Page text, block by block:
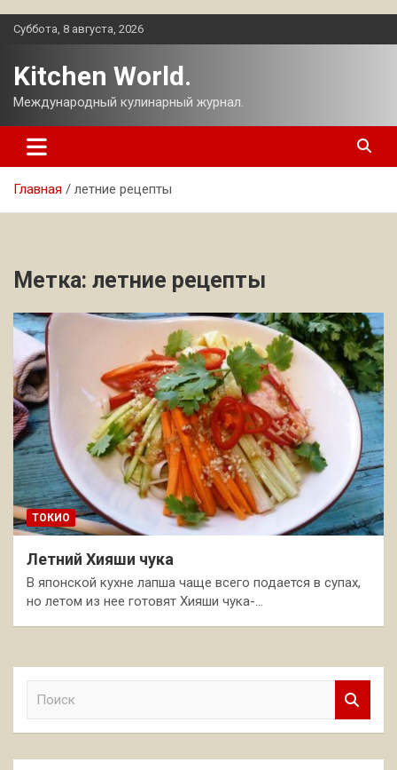
Перейти
Суббота, 8 августа, 2026
Kitchen World.
Международный кулинарный журнал.
Главная летние рецепты
Метка: летние рецепты
ТОКИО
Летний Хияши чука
В японской кухне лапша чаще всего подается в супах,
но летом из нее готовят Хияши чука-…
к